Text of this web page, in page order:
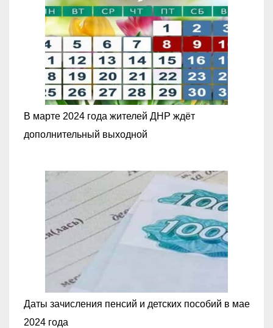
В марте 2024 года жителей ДНР ждёт
дополнительный выходной
Даты зачисления пенсий и детских пособий в мае
2024 года